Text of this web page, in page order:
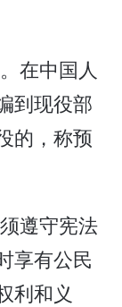
在中国人
到现役部
的，称预
遵守宪法
享有公民
利和义